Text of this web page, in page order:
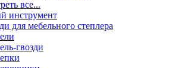
все...
инструмент
для мебельного степлера
гвозди